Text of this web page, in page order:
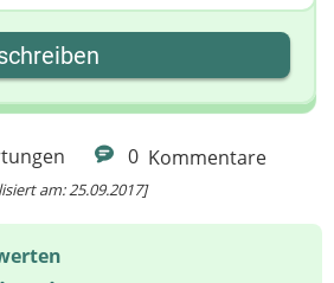
0 Kommentare
am: 25.09.2017]